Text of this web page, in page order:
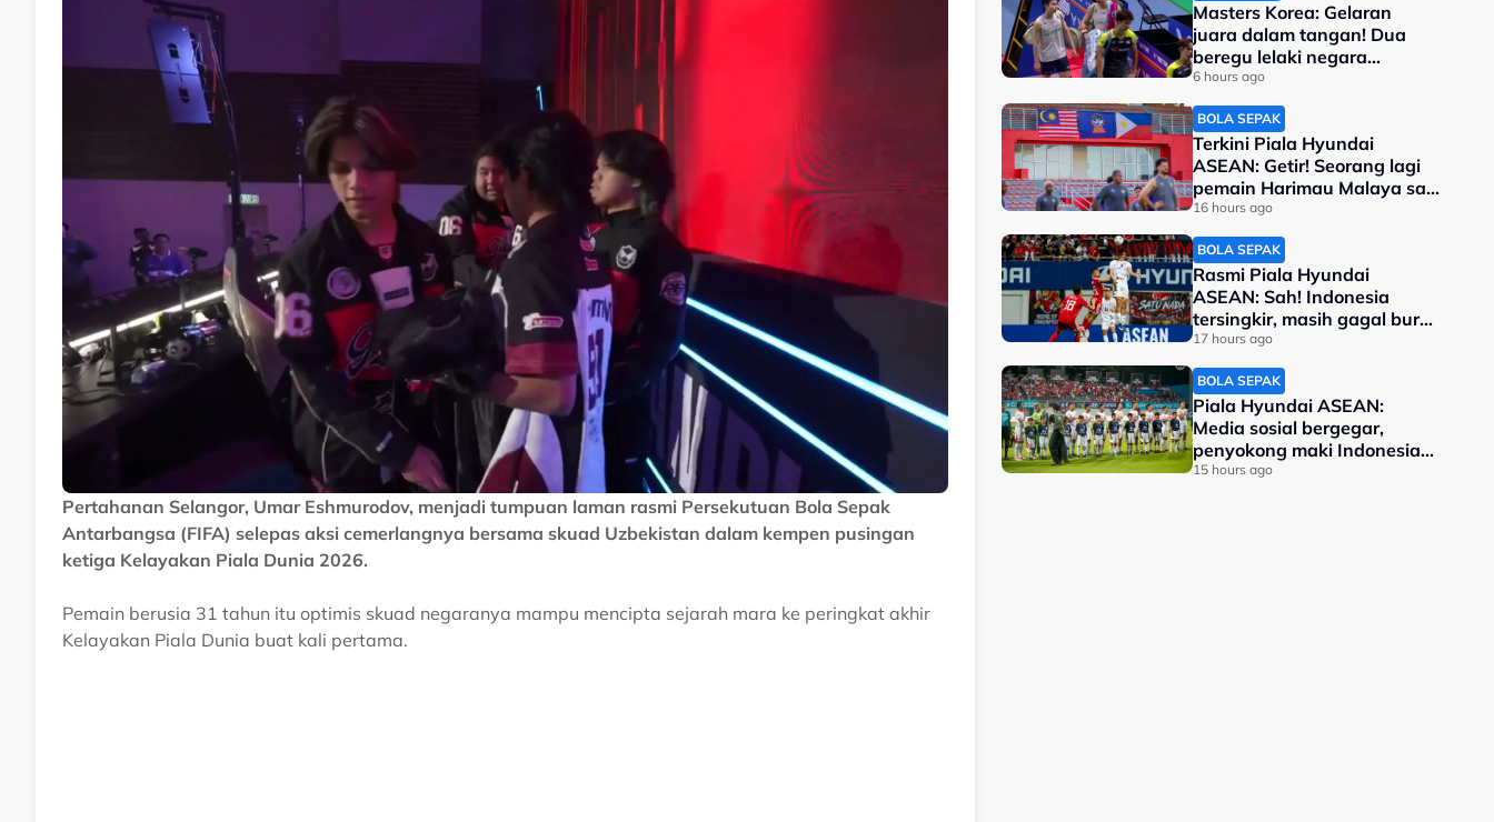
Pertahanan Selangor, Umar Eshmurodov, menjadi tumpuan laman rasmi Persekutuan Bola Sepak
Antarbangsa (FIFA) selepas aksi cemerlangnya bersama skuad Uzbekistan dalam kempen pusingan
ketiga Kelayakan Piala Dunia 2026.
Pemain berusia 31 tahun itu optimis skuad negaranya mampu mencipta sejarah mara ke peringkat akhir
Kelayakan Piala Dunia buat kali pertama.
Masters Korea: Gelaran
juara dalam tangan! Dua
beregu lelaki negara
berentap di final
6 hours ago
BOLA SEPAK
Terkini Piala Hyundai
ASEAN: Getir! Seorang lagi
pemain Harimau Malaya sah
terkeluar
16 hours ago
BOLA SEPAK
Rasmi Piala Hyundai
ASEAN: Sah! Indonesia
tersingkir, masih gagal buru
kejuaraan
17 hours ago
BOLA SEPAK
Piala Hyundai ASEAN:
Media sosial bergegar,
penyokong maki Indonesia
malu kalah
15 hours ago